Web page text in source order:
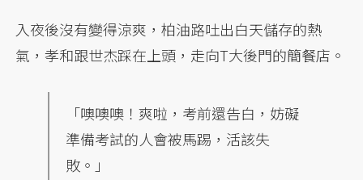
入夜後沒有變得涼爽，柏油路吐出白天儲存的熱
氣，孝和跟世杰踩在上頭，走向T大後門的簡餐店。
「噢噢噢！爽啦，考前還告白，妨礙
準備考試的人會被馬踢，活該失
敗。」